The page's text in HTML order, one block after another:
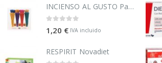
INCIENSO AL GUSTO Pack 4 Varillas
1,20 € IVA incluido
RESPIRIT Novadiet